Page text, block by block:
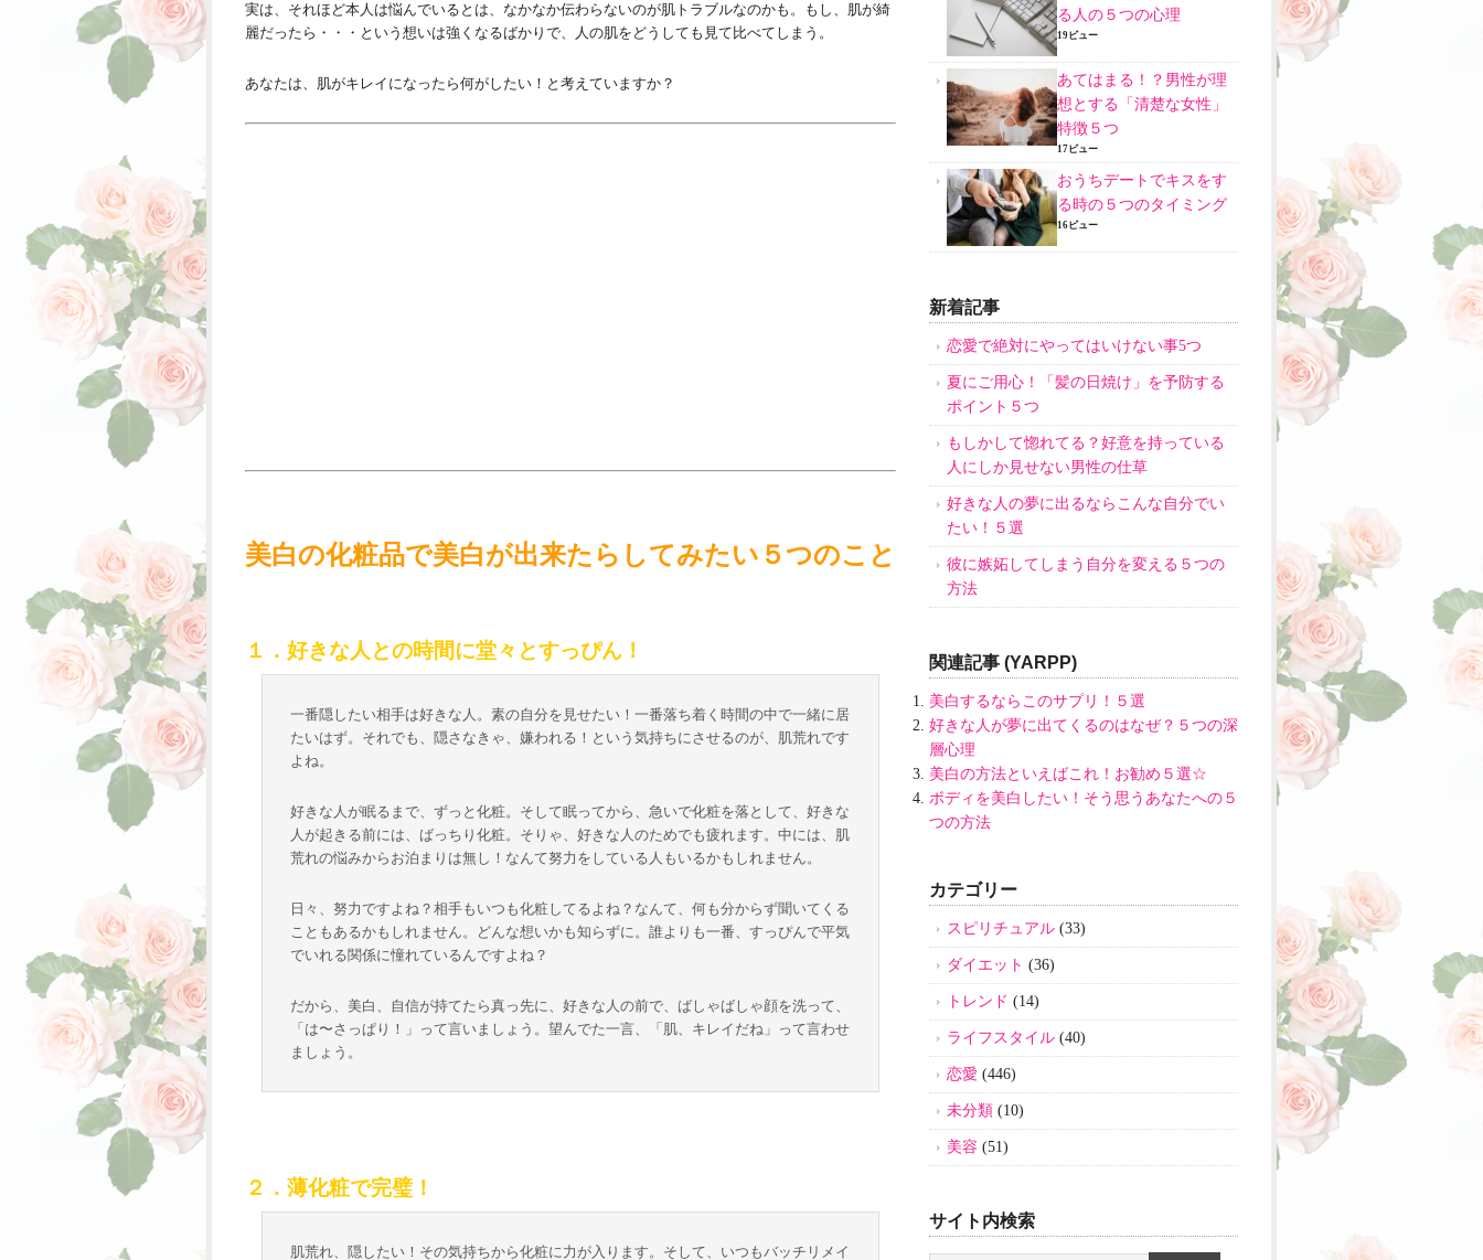
実は、それほど本人は悩んでいるとは、なかなか伝わらないのが肌トラブルなのかも。もし、肌が綺
麗だったら・・・という想いは強くなるばかりで、人の肌をどうしても見て比べてしまう。
あなたは、肌がキレイになったら何がしたい！と考えていますか？
美白の化粧品で美白が出来たらしてみたい５つのこと
１．好きな人との時間に堂々とすっぴん！
一番隠したい相手は好きな人。素の自分を見せたい！一番落ち着く時間の中で一緒に居
たいはず。それでも、隠さなきゃ、嫌われる！という気持ちにさせるのが、肌荒れです
よね。
好きな人が眠るまで、ずっと化粧。そして眠ってから、急いで化粧を落として、好きな
人が起きる前には、ばっちり化粧。そりゃ、好きな人のためでも疲れます。中には、肌
荒れの悩みからお泊まりは無し！なんて努力をしている人もいるかもしれません。
日々、努力ですよね？相手もいつも化粧してるよね？なんて、何も分からず聞いてくる
こともあるかもしれません。どんな想いかも知らずに。誰よりも一番、すっぴんで平気
でいれる関係に憧れているんですよね？
だから、美白、自信が持てたら真っ先に、好きな人の前で、ばしゃばしゃ顔を洗って、
「は〜さっぱり！」って言いましょう。望んでた一言、「肌、キレイだね」って言わせ
ましょう。
２．薄化粧で完璧！
肌荒れ、隠したい！その気持ちから化粧に力が入ります。そして、いつもバッチリメイ
る人の５つの心理
19ビュー
あてはまる！？男性が理
想とする「清楚な女性」
特徴５つ
17ビュー
おうちデートでキスをす
る時の５つのタイミング
16ビュー
新着記事
恋愛で絶対にやってはいけない事5つ
夏にご用心！「髪の日焼け」を予防する
ポイント５つ
もしかして惚れてる？好意を持っている
人にしか見せない男性の仕草
好きな人の夢に出るならこんな自分でい
たい！５選
彼に嫉妬してしまう自分を変える５つの
方法
関連記事 (YARPP)
美白するならこのサプリ！５選
好きな人が夢に出てくるのはなぜ？５つの深
層心理
美白の方法といえばこれ！お勧め５選☆
ボディを美白したい！そう思うあなたへの５
つの方法
カテゴリー
スピリチュアル (33)
ダイエット (36)
トレンド (14)
ライフスタイル (40)
恋愛 (446)
未分類 (10)
美容 (51)
サイト内検索